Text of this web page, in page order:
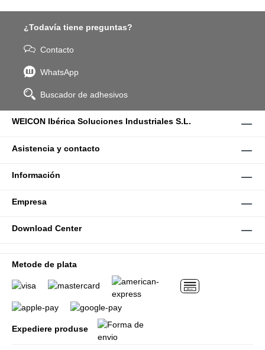
¿Todavía tiene preguntas?
Contacto
WhatsApp
Buscador de adhesivos
WEICON Ibérica Soluciones Industriales S.L.
Asistencia y contacto
Información
Empresa
Download Center
Metode de plata
Expediere produse